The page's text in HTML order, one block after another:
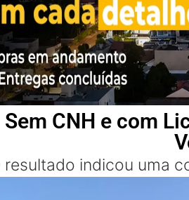
CNH e com
resultado indicou uma